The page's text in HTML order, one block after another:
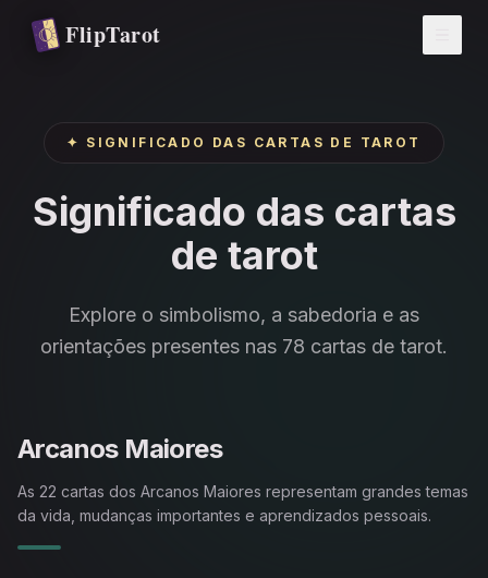
Pular para o conteúdo principal
FlipTarot
✦ SIGNIFICADO DAS CARTAS DE TAROT
Significado das cartas
de tarot
Explore o simbolismo, a sabedoria e as
orientações presentes nas 78 cartas de tarot.
Arcanos Maiores
As 22 cartas dos Arcanos Maiores representam grandes temas
da vida, mudanças importantes e aprendizados pessoais.